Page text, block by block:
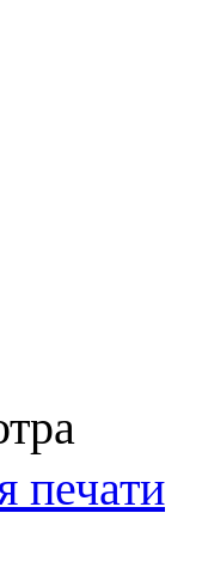
печати